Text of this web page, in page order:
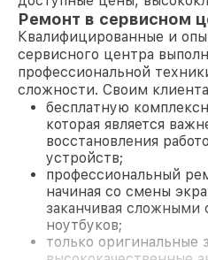
Ремонт в сервисном
Квалифицированные и
сервисного центра
профессиональной
сложности. Своим
бесплатную
которая является
восстановления
устройств;
профессиональный
начиная со смены
заканчивая
ноутбуков;
только оригинальные